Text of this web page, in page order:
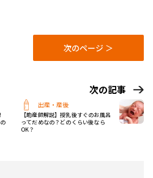
次のページ ＞
次の記事
出産・産後
【助産師解説】授乳後すぐのお風呂
ってだめなの？どのくらい後なら
OK？